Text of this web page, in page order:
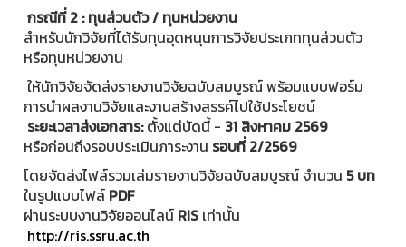
กรณีที่ 2 : ทุนส่วนตัว / ทุนหน่วยงาน
สำหรับนักวิจัยที่ได้รับทุนอุดหนุนการวิจัยประเภททุนส่วนตัว
หรือทุนหน่วยงาน
ให้นักวิจัยจัดส่งรายงานวิจัยฉบับสมบูรณ์ พร้อมแบบฟอร์ม
การนำผลงานวิจัยและงานสร้างสรรค์ไปใช้ประโยชน์
ระยะเวลาส่งเอกสาร:ตั้งแต่บัดนี้ - 31 สิงหาคม 2569
หรือก่อนถึงรอบประเมินภาระงาน รอบที่ 2/2569
โดยจัดส่งไฟล์รวมเล่มรายงานวิจัยฉบับสมบูรณ์ จำนวน 5 บท
ในรูปแบบไฟล์ PDF
ผ่านระบบงานวิจัยออนไลน์ RIS เท่านั้น
http://ris.ssru.ac.th